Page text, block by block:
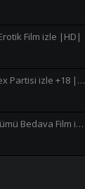
Film izle |HD|
Swinger Sex Partisi izle +18 |HD|
Stalin’in Ölümü Bedava Film izle |HD|